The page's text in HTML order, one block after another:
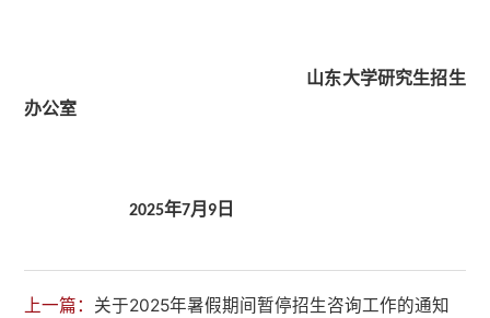
山东大学研究生招生
办公室
2025年7月 9 日
上一篇： 关于2025年暑假期间暂停招生咨询工作的通知